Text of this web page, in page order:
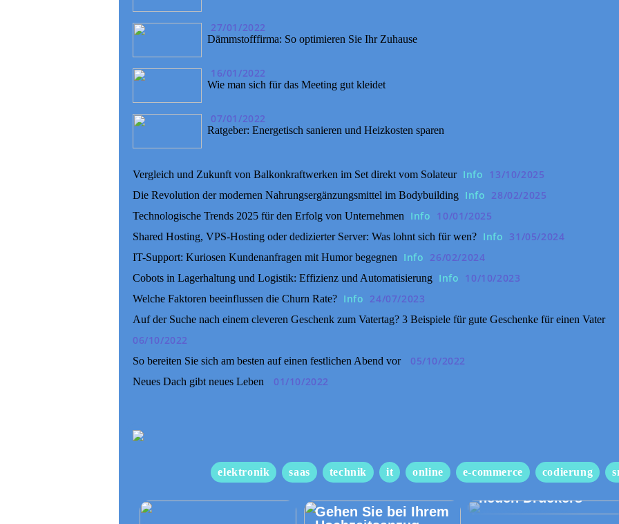
27/01/2022
Dämmstofffirma: So optimieren Sie Ihr Zuhause
16/01/2022
Wie man sich für das Meeting gut kleidet
07/01/2022
Ratgeber: Energetisch sanieren und Heizkosten sparen
Vergleich und Zukunft von Balkonkraftwerken im Set direkt vom Solateur Info 13/10/2025
Die Revolution der modernen Nahrungsergänzungsmittel im Bodybuilding Info 28/02/2025
Technologische Trends 2025 für den Erfolg von Unternehmen Info 10/01/2025
Shared Hosting, VPS-Hosting oder dedizierter Server: Was lohnt sich für wen? Info 31/05/2024
IT-Support: Kuriosen Kundenanfragen mit Humor begegnen Info 26/02/2024
Cobots in Lagerhaltung und Logistik: Effizienz und Automatisierung Info 10/10/2023
Welche Faktoren beeinflussen die Churn Rate? Info 24/07/2023
Auf der Suche nach einem cleveren Geschenk zum Vatertag? 3 Beispiele für gute Geschenke für einen Vater
06/10/2022
So bereiten Sie sich am besten auf einen festlichen Abend vor 05/10/2022
Neues Dach gibt neues Leben 01/10/2022
elektronik saas technik it online e-commerce codierung
Gehen Sie bei Ihrem
Wir begleiten Sie
beim Kauf eines
neuen Druckers